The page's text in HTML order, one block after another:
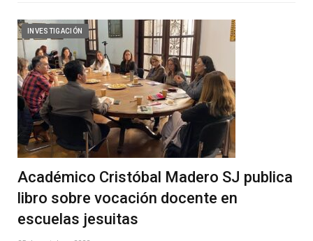
INVESTIGACIÓN
Académico Cristóbal Madero SJ publica
libro sobre vocación docente en
escuelas jesuitas